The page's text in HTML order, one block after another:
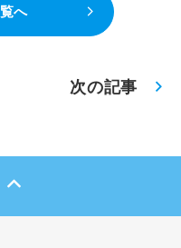
へ
次の記事